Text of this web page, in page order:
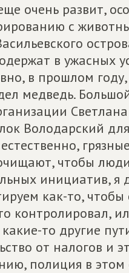
очень развит,
с
в ужасных
в прошлом
медведь.
Володарский
чтобы
инициатив, я
как-то,
контролировал,
то другие
от налогов и
полиция в